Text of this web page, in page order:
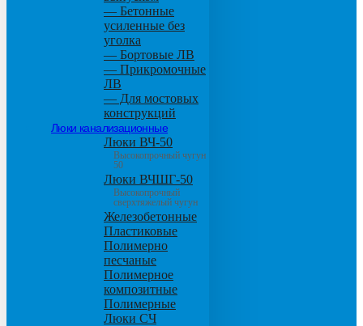
— Бетонные
усиленные без
уголка
— Бортовые ЛВ
— Прикромочные
ЛВ
— Для мостовых
конструкций
Люки канализационные
Люки ВЧ-50
Высокопрочный чугун
50
Люки ВЧШГ-50
Высокопрочный
сверхтяжелый чугун
Железобетонные
Пластиковые
Полимерно
песчаные
Полимерное
композитные
Полимерные
Люки СЧ